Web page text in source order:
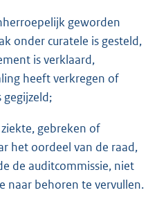
geworden
onder curatele is gesteld,
is verklaard,
heeft verkregen of
gegijzeld;
gebreken of
het oordeel van de raad,
de auditcommissie, niet
naar behoren te vervullen.